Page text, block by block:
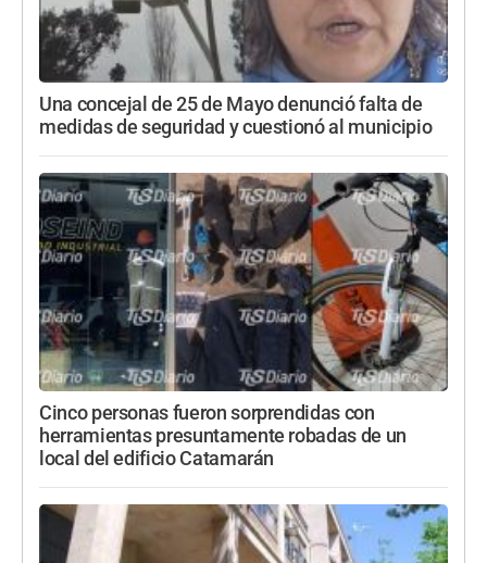
Una concejal de 25 de Mayo denunció falta de
medidas de seguridad y cuestionó al municipio
Cinco personas fueron sorprendidas con
herramientas presuntamente robadas de un
local del edificio Catamarán